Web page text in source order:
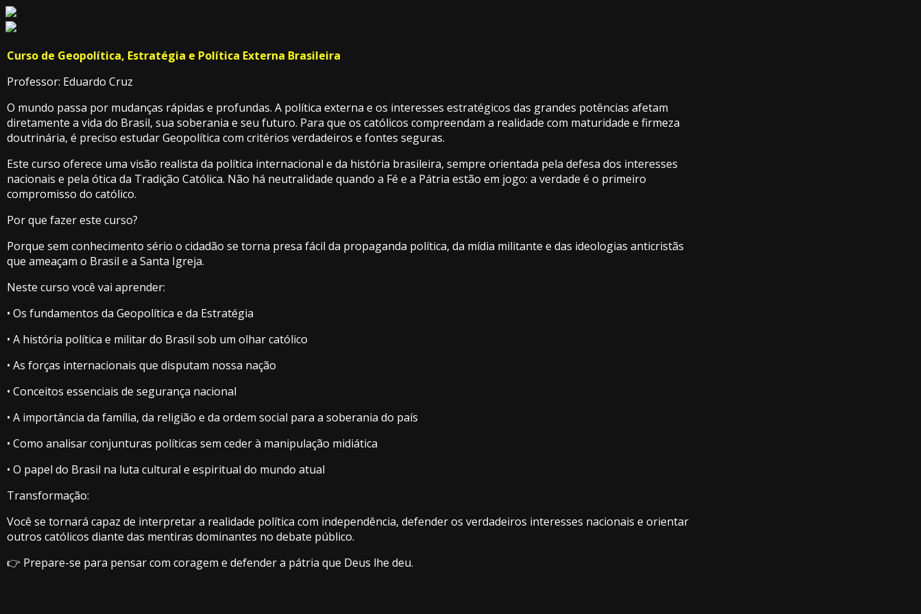
Curso de Geopolítica, Estratégia e Política Externa Brasileira
Professor: Eduardo Cruz
O mundo passa por mudanças rápidas e profundas. A política externa e os interesses estratégicos das grandes potências afetam
diretamente a vida do Brasil, sua soberania e seu futuro. Para que os católicos compreendam a realidade com maturidade e firmeza
doutrinária, é preciso estudar Geopolítica com critérios verdadeiros e fontes seguras.
Este curso oferece uma visão realista da política internacional e da história brasileira, sempre orientada pela defesa dos interesses
nacionais e pela ótica da Tradição Católica. Não há neutralidade quando a Fé e a Pátria estão em jogo: a verdade é o primeiro
compromisso do católico.
Por que fazer este curso?
Porque sem conhecimento sério o cidadão se torna presa fácil da propaganda política, da mídia militante e das ideologias anticristãs
que ameaçam o Brasil e a Santa Igreja.
Neste curso você vai aprender:
• Os fundamentos da Geopolítica e da Estratégia
• A história política e militar do Brasil sob um olhar católico
• As forças internacionais que disputam nossa nação
• Conceitos essenciais de segurança nacional
• A importância da família, da religião e da ordem social para a soberania do país
• Como analisar conjunturas políticas sem ceder à manipulação midiática
• O papel do Brasil na luta cultural e espiritual do mundo atual
Transformação:
Você se tornará capaz de interpretar a realidade política com independência, defender os verdadeiros interesses nacionais e orientar
outros católicos diante das mentiras dominantes no debate público.
👉 Prepare-se para pensar com coragem e defender a pátria que Deus lhe deu.